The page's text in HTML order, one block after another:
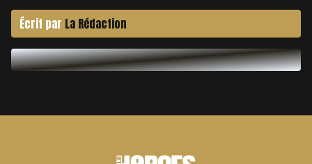
Écrit par La Rédaction